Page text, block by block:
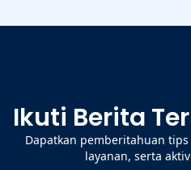
Ikuti Berita
Dapatkan pemberitahuan
layanan, serta